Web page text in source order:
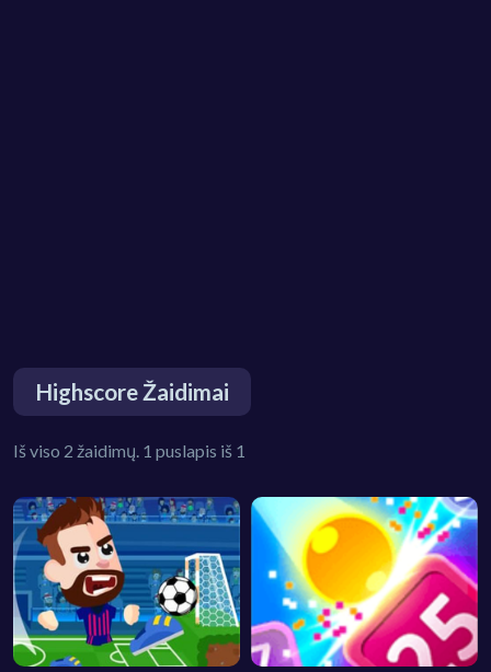
Highscore Žaidimai
Iš viso 2 žaidimų. 1 puslapis iš 1